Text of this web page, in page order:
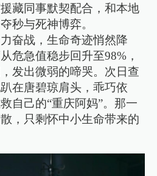
藏同事默契配合，和本地
秒与死神博弈。
奋战，生命奇迹悄然降
危急值稳步回升至98%，
发出微弱的啼哭。次日查
在唐碧琼肩头，乖巧依
自己的“重庆阿妈”。那一
，只剩怀中小生命带来的